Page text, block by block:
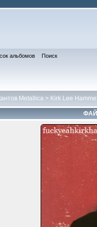
альбомов Поиск
Metallica > Kirk Lee